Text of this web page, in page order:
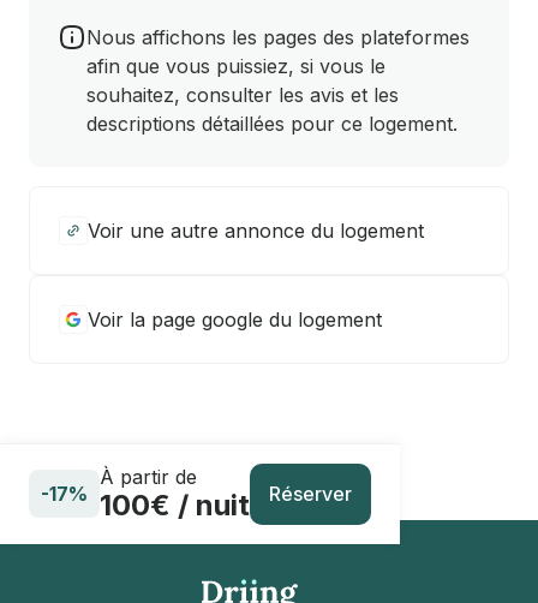
Nous affichons les pages des plateformes
afin que vous puissiez, si vous le
souhaitez, consulter les avis et les
descriptions détaillées pour ce logement.
Voir une autre annonce du logement
Voir la page google du logement
-17%
À partir de
100€ / nuit Réserver